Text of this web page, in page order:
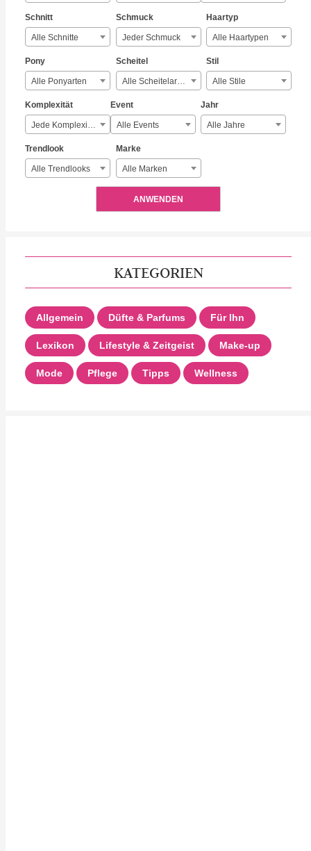
Schnitt
Alle Schnitte
Schmuck
Jeder Schmuck
Haartyp
Alle Haartypen
Pony
Alle Ponyarten
Scheitel
Alle Scheitelarten
Stil
Alle Stile
Komplexität
Jede Komplexität
Event
Alle Events
Jahr
Alle Jahre
Trendlook
Alle Trendlooks
Marke
Alle Marken
ANWENDEN
KATEGORIEN
Allgemein Düfte & Parfums Für Ihn
Lexikon Lifestyle & Zeitgeist Make-up
Mode Pflege Tipps Wellness